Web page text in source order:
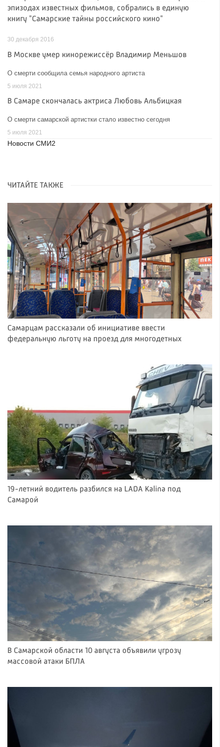
эпизодах известных фильмов, собрались в единую
книгу "Самарские тайны российского кино"
30 декабря 2016
В Москве умер кинорежиссёр Владимир Меньшов
О смерти сообщила семья народного артиста
5 июля 2021
В Самаре скончалась актриса Любовь Альбицкая
О смерти самарской артистки стало известно сегодня
5 июля 2021
Новости СМИ2
ЧИТАЙТЕ ТАКЖЕ
Самарцам рассказали об инициативе ввести
федеральную льготу на проезд для многодетных
19-летний водитель разбился на LADA Kalina под
Самарой
В Самарской области 10 августа объявили угрозу
массовой атаки БПЛА